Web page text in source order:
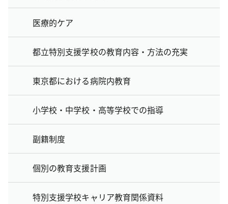
医療的ケア
都立特別支援学校の教育内容・方法の充実
東京都における病院内教育
小学校・中学校・高等学校での指導
副籍制度
個別の教育支援計画
特別支援学校キャリア教育関係資料